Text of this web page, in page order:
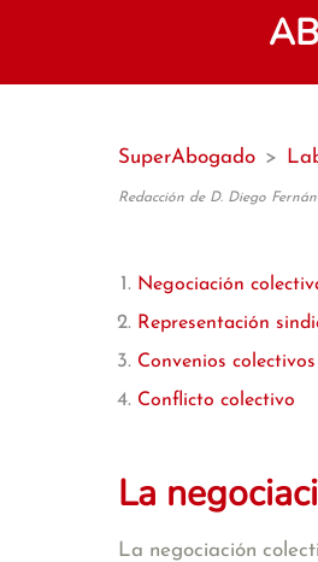
SuperAbogado >
Redacción de D. Diego
Negociación
Representación
Convenios colectivos
Conflicto colectivo
La
La negociación